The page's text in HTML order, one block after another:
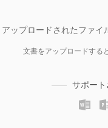
アップロードされたファ
文書をアップロードする
サポー